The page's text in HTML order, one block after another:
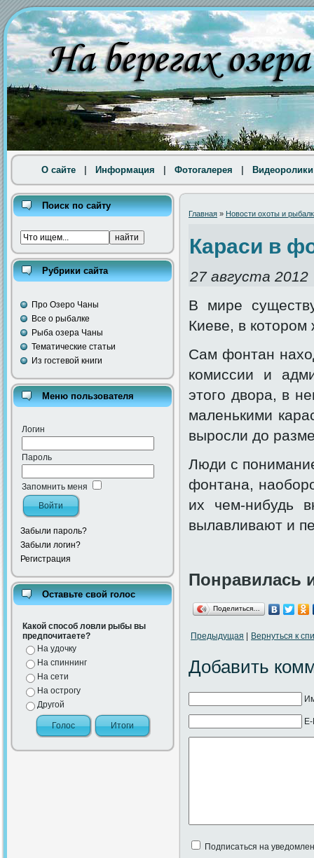
О сайте Информация Фотогалерея Видеоролики
Поиск по сайту
Рубрики сайта
Про Озеро Чаны
Все о рыбалке
Рыба озера Чаны
Тематические статьи
Из гостевой книги
Меню пользователя
Логин
Пароль
Запомнить меня
Забыли пароль?
Забыли логин?
Регистрация
Оставьте свой голос
Какой способ ловли рыбы вы
предпочитаете?
На удочку
На спиннинг
На сети
На острогу
Другой
Главная » Новости охоты и
Караси в
27 августа 2012
В мире
Киеве, в
Сам фонтан
комиссии и
этого двора, в
маленькими
выросли до
Люди с
фонтана,
их чем-нибудь
вылавливают и
Понравилась
Поделиться…
Предыдущая Вернуться к
Добавить
Подписаться на